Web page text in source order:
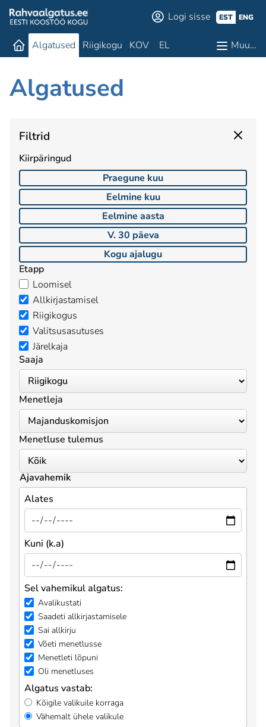
Logi sisse EST ENG
Algatused Riigikogu KOV EL Muu…
Algatused
Filtrid
Kiirpäringud
Praegune kuu
Eelmine kuu
Eelmine aasta
V. 30 päeva
Kogu ajalugu
Etapp
Loomisel
Allkirjastamisel
Riigikogus
Valitsusasutuses
Järelkaja
Saaja
Menetleja
Menetluse tulemus
Ajavahemik
Alates
Kuni (k.a)
Sel vahemikul algatus:
Avalikustati
Saadeti allkirjastamisele
Sai allkirju
Võeti menetlusse
Menetleti lõpuni
Oli menetluses
Algatus vastab:
Kõigile valikuile korraga
Vähemalt ühele valikule